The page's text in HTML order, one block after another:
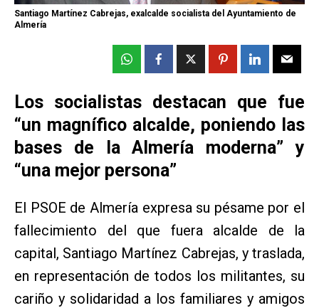
Santiago Martínez Cabrejas, exalcalde socialista del Ayuntamiento de
Almería
Los socialistas destacan que fue
“un magnífico alcalde, poniendo las
bases de la Almería moderna” y
“una mejor persona”
El PSOE de Almería expresa su pésame por el
fallecimiento del que fuera alcalde de la
capital, Santiago Martínez Cabrejas, y traslada,
en representación de todos los militantes, su
cariño y solidaridad a los familiares y amigos